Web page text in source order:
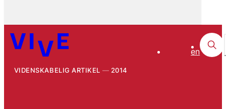
en
VIDENSKABELIG ARTIKEL 2014